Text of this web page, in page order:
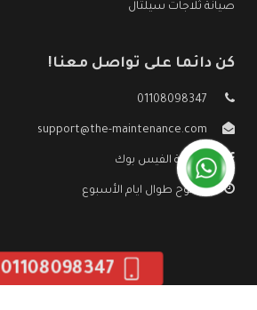
صيانة ثلاجات سيلتال
كن دائما على تواصل معنا!
01108098347
support@the-maintenance.com
صفحة الفيس بوك
مفتوح طوال ايام الأسبوع
01108098347